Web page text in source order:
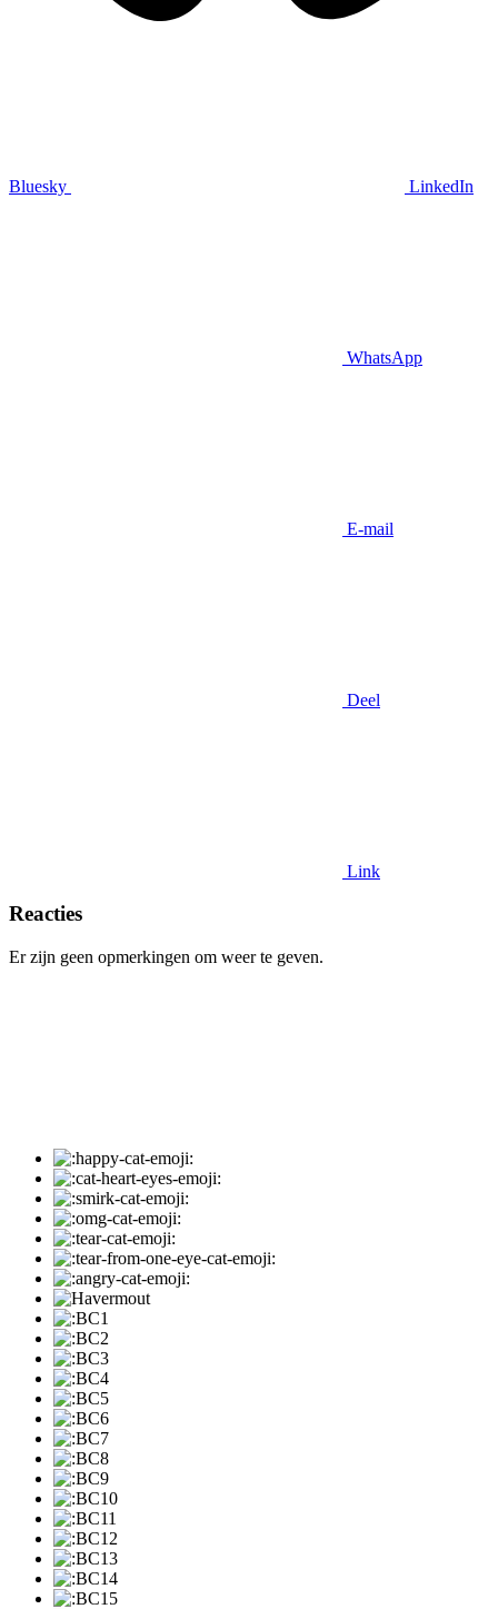
Bluesky LinkedIn
WhatsApp
E-mail
Deel
Link
Reacties
Er zijn geen opmerkingen om weer te geven.